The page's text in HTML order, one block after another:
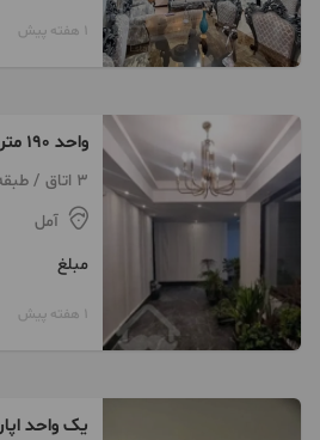
1 هفته پیش
واحد ۱۹۰ متری نوساز
3 اتاق / طبقه 5 / ساخت 1404
آمل
مبلغ
1 هفته پیش